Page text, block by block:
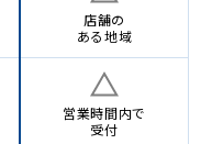
店舗の
ある地域
営業時間内で
受付